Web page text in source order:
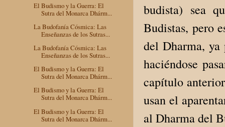
budista) sea
Budistas, pero
del Dharma, ya
haciéndose
capítulo
usan el
al Dharma del
El Budismo y la Guerra: El
Sutra del Monarca Dhárm...
La Budofanía Cósmica: Las
Enseñanzas de los Sutras...
La Budofanía Cósmica: Las
Enseñanzas de los Sutras...
El Budismo y la Guerra: El
Sutra del Monarca Dhárm...
El Budismo y la Guerra: El
Sutra del Monarca Dhárm...
El Budismo y la Guerra: El
Sutra del Monarca Dhárm...